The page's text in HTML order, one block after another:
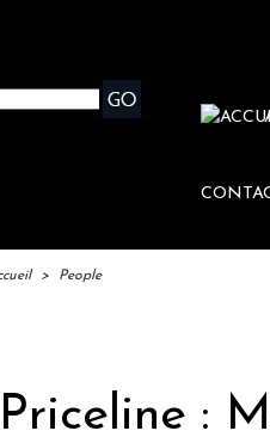
> People
Priceline :